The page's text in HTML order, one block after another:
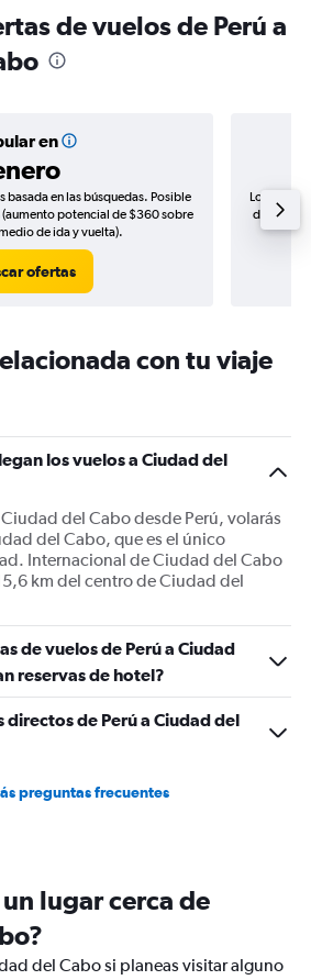
de vuelos de Perú a
en
basada en las búsquedas. Posible
(aumento potencial de $360 sobre
de ida y vuelta).
ofertas
Los
de
con tu viaje
los vuelos a Ciudad del
del Cabo desde Perú, volarás
del Cabo, que es el único
Internacional de Ciudad del Cabo
km del centro de Ciudad del
de vuelos de Perú a Ciudad
reservas de hotel?
directos de Perú a Ciudad del
preguntas frecuentes
lugar cerca de
del Cabo si planeas visitar alguno